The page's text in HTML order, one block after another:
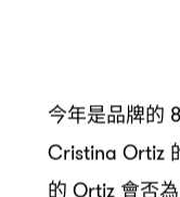
今年是品牌的
Cristina Ortiz
的 Ortiz 會否